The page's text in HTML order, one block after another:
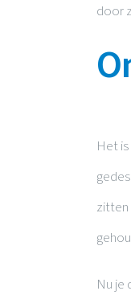
door
Het
zitten
Nu je